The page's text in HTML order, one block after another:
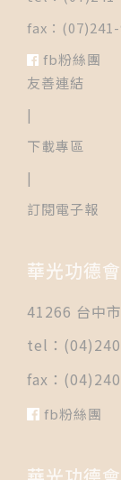
fax：
fb粉絲團
友善連結
|
下載專區
|
訂閱電子報
華光功德
41266 台中
tel：
fax：
fb粉絲團